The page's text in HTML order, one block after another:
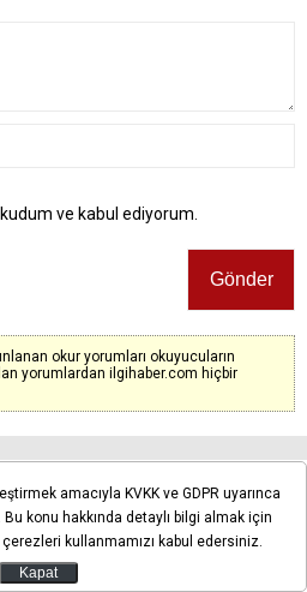
ve kabul ediyorum.
okur yorumları okuyucuların
yorumlardan ilgihaber.com hiçbir
İlk yorumu siz yapın!
amacıyla KVKK ve GDPR uyarınca
konu hakkında detaylı bilgi almak için
kullanmamızı kabul edersiniz.
Kapat